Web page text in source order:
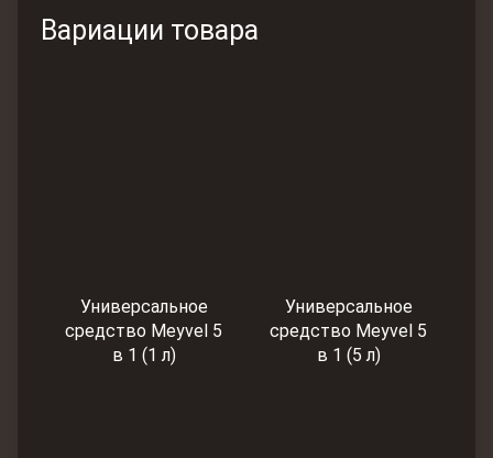
Вариации товара
Универсальное
средство Meyvel 5
в 1 (1 л)
Универсальное
средство Meyvel 5
в 1 (5 л)